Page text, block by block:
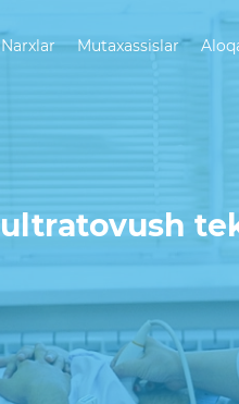
Narxlar Mutaxassislar